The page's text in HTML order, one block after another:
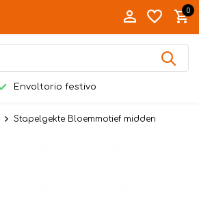
0
Envoltorio festivo
Stapelgekte Bloemmotief midden